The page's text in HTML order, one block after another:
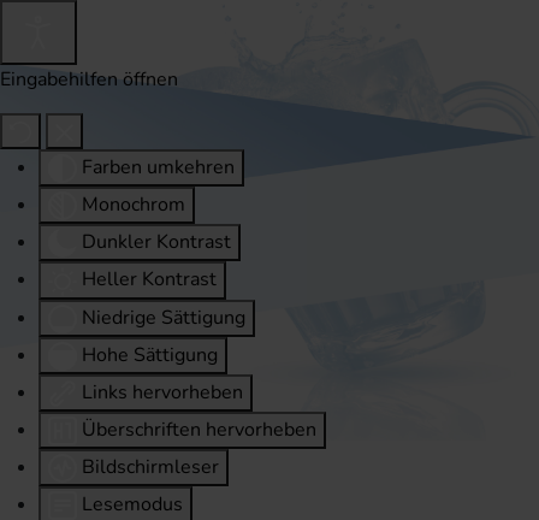
Eingabehilfen öffnen
Farben umkehren
Monochrom
Dunkler Kontrast
Heller Kontrast
Niedrige Sättigung
Hohe Sättigung
Links hervorheben
Überschriften hervorheben
Bildschirmleser
Lesemodus